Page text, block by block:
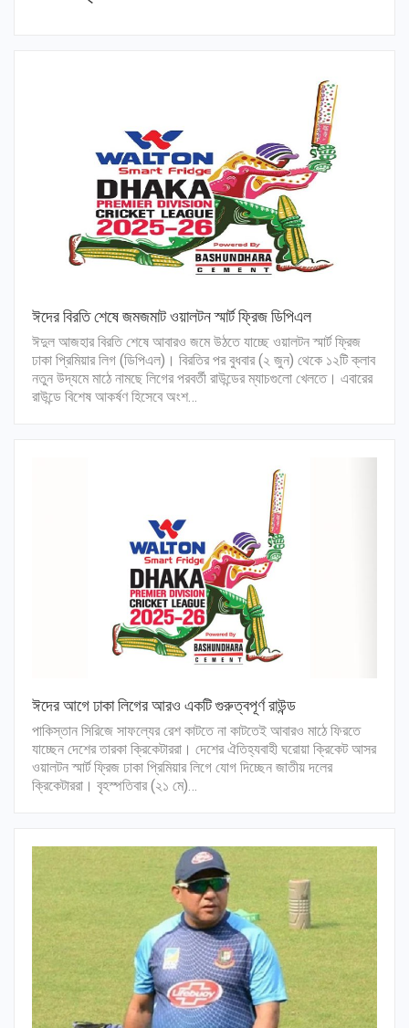
ঈদের বিরতি শেষে জমজমাট ওয়ালটন স্মার্ট ফ্রিজ ডিপিএল
ঈদুল আজহার বিরতি শেষে আবারও জমে উঠতে যাচ্ছে ওয়ালটন স্মার্ট ফ্রিজ
ঢাকা প্রিমিয়ার লিগ (ডিপিএল)। বিরতির পর বুধবার (২ জুন) থেকে ১২টি ক্লাব
নতুন উদ্যমে মাঠে নামছে লিগের পরবর্তী রাউন্ডের ম্যাচগুলো খেলতে। এবারের
রাউন্ডে বিশেষ আকর্ষণ হিসেবে অংশ…
ঈদের আগে ঢাকা লিগের আরও একটি গুরুত্বপূর্ণ রাউন্ড
পাকিস্তান সিরিজে সাফল্যের রেশ কাটতে না কাটতেই আবারও মাঠে ফিরতে
যাচ্ছেন দেশের তারকা ক্রিকেটাররা। দেশের ঐতিহ্যবাহী ঘরোয়া ক্রিকেট আসর
ওয়ালটন স্মার্ট ফ্রিজ ঢাকা প্রিমিয়ার লিগে যোগ দিচ্ছেন জাতীয় দলের
ক্রিকেটাররা। বৃহস্পতিবার (২১ মে)…